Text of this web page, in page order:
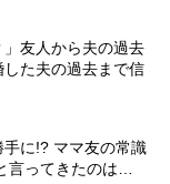
」友人から夫の過去
た夫の過去まで信
手に!? ママ友の常識
言ってきたのは…